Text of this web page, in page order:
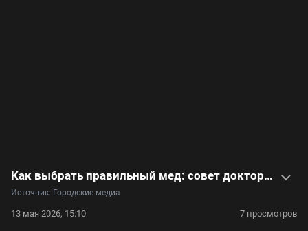
Как выбрать правильный мед: совет доктора наук. Видео
Источник: Городские медиа
13 мая 2026, 15:10 7 просмотров